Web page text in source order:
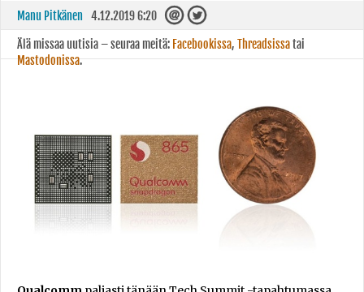
Manu Pitkänen 4.12.2019 6:20
Älä missaa uutisia – seuraa meitä: Facebookissa, Threadsissatai
Mastodonissa.